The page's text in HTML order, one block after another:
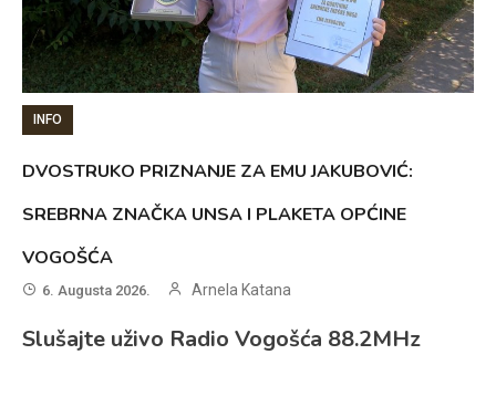
INFO
DVOSTRUKO PRIZNANJE ZA EMU JAKUBOVIĆ:
SREBRNA ZNAČKA UNSA I PLAKETA OPĆINE
VOGOŠĆA
6. Augusta 2026. Arnela Katana
Slušajte uživo Radio Vogošća 88.2MHz